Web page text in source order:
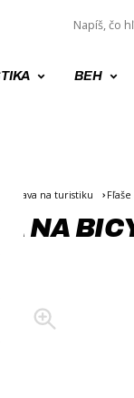
BEH
výbava na turistiku
NA